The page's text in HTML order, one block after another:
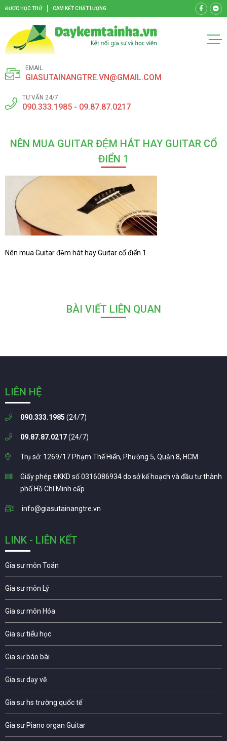
ĐƯỢC HỌC THỬ CAM KẾT CHẤT LƯỢNG
EMAIL
GIASUTAINANGTRE.VN@GMAIL.COM
TƯ VẤN 24/7
090.333.1985 - 09.87.87.0217
NÊN MUA GUITAR ĐỆM HÁT HAY GUITAR CỔ
ĐIỂN 1
Nên mua Guitar đệm hát hay Guitar cổ điển 1
BÀI VIẾT LIÊN QUAN
LIÊN HỆ
090.333.1985 (24/7)
09.87.87.0217(24/7)
Trụ sở: 1269/17 Phạm Thế Hiển, Phường 5, Quận 8, HCM
Giấy phép ĐKKD số 0316086934 do sở kế hoạch và đầu tư thành
phố Hồ Chí Minh cấp
info@giasutainangtre.vn
LINK - LIÊN KẾT
Gia sư môn Toán
Gia sư môn Lý
Gia sư môn Hóa
Gia sư tiểu học
Gia sư báo bài
Gia sư dạy vẽ
Gia sư hs trường quốc tế
Gia sư Piano organ Guitar